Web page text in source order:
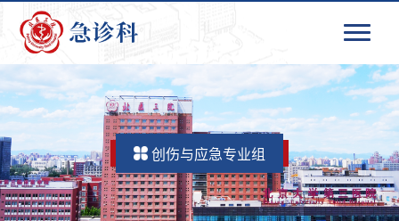
创伤与应急专业组